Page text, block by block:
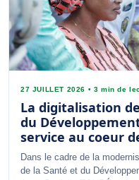
27 JUILLET 2026 • 3 min de
La digitalisation
du
service au coeur
Dans le cadre de la
de la Santé et du